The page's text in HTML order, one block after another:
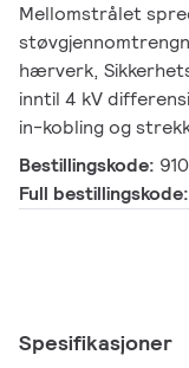
Mellomstrålet
hærverk,
inntil 4 kV
in-kobling og
Bestillingskode:
Full bestillingskode:
Spesifikasjoner